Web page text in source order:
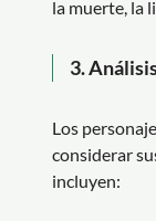
la muerte, la
3.
Los
considerar
incluyen: